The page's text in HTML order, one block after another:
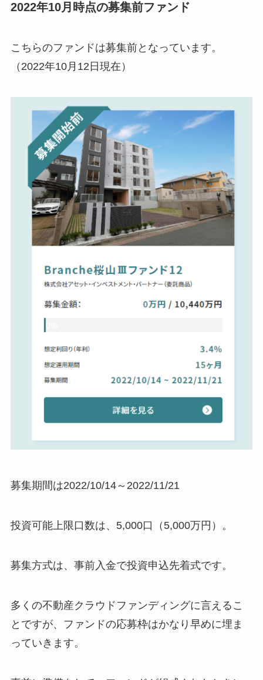
2022年10月時点の募集前ファンド
こちらのファンドは募集前となっています。
（2022年10月12日現在）
募集期間は2022/10/14～2022/11/21
投資可能上限口数は、5,000口（5,000万円）。
募集方式は、事前入金で投資申込先着式です。
多くの不動産クラウドファンディングに言えるこ
とですが、ファンドの応募枠はかなり早めに埋ま
っていきます。